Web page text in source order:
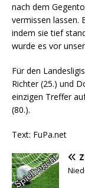
nach dem
vermissen lassen.
indem sie tief
wurde es vor
Für den
Richter (25.) und
einzigen Treffer
(80.).
Text: FuPa.net